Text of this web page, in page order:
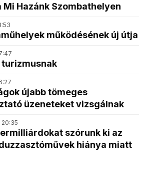
Hazánk Szombathelyen
működésének új útja
turizmusnak
újabb tömeges
üzeneteket vizsgálnak
20:35
szórunk ki az
hiánya miatt